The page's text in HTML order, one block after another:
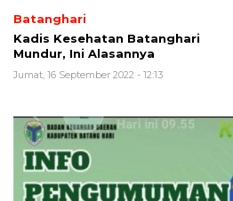
Batanghari
Kadis Kesehatan Batanghari
Mundur, Ini Alasannya
Jumat, 16 September 2022 - 12:13